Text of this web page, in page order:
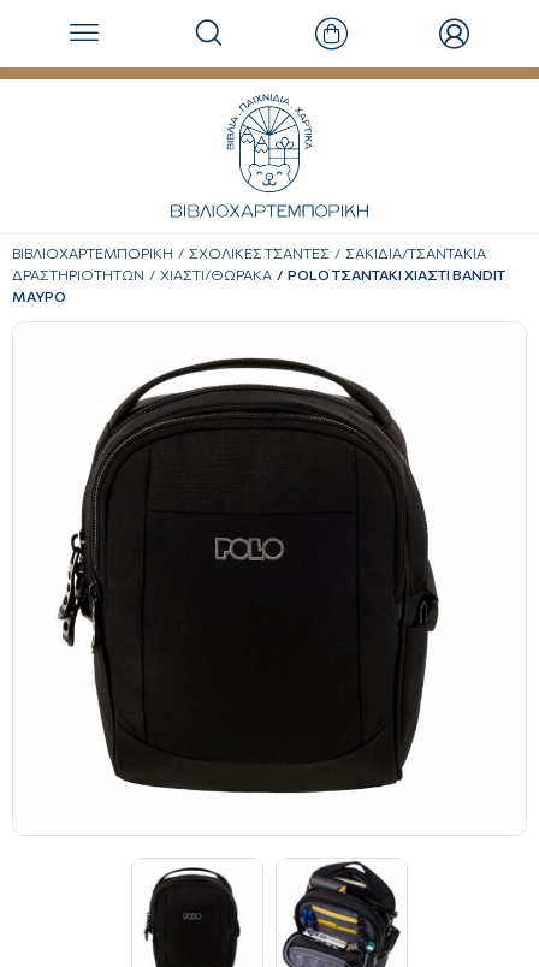
ΒΙΒΛΙΟΧΑΡΤΕΜΠΟΡΙΚΗ ΣΧΟΛΙΚΕΣ ΤΣΑΝΤΕΣ
ΣΑΚΙΔΙΑ/ΤΣΑΝΤΑΚΙΑ
ΔΡΑΣΤΗΡΙΟΤΗΤΩΝ
ΧΙΑΣΤΙ/ΘΩΡΑΚΑ
POLO ΤΣΑΝΤΑΚΙ ΧΙΑΣΤΙ BANDIT
ΜΑΥΡΟ